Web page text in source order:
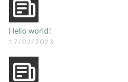
Hello world!
17/02/2023